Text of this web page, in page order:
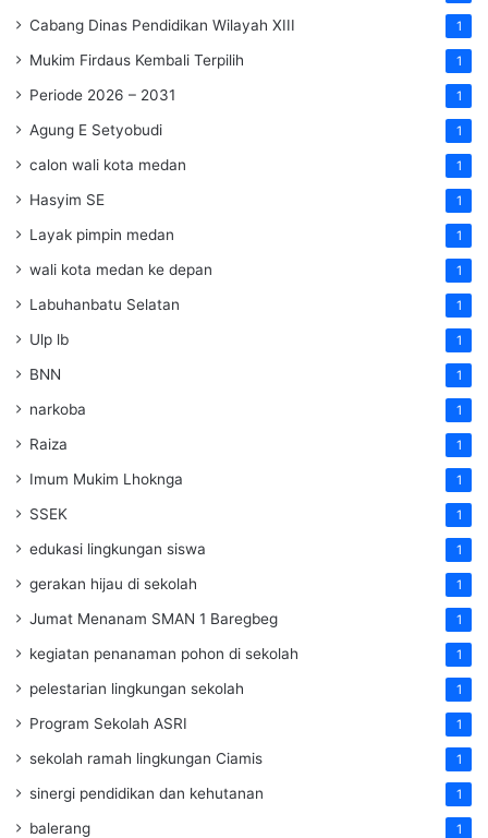
Cabang Dinas Pendidikan Wilayah XIII 1
Mukim Firdaus Kembali Terpilih 1
Periode 2026 – 2031 1
Agung E Setyobudi 1
calon wali kota medan 1
Hasyim SE 1
Layak pimpin medan 1
wali kota medan ke depan 1
Labuhanbatu Selatan 1
Ulp lb 1
BNN 1
narkoba 1
Raiza 1
Imum Mukim Lhoknga 1
SSEK 1
edukasi lingkungan siswa 1
gerakan hijau di sekolah 1
Jumat Menanam SMAN 1 Baregbeg 1
kegiatan penanaman pohon di sekolah 1
pelestarian lingkungan sekolah 1
Program Sekolah ASRI 1
sekolah ramah lingkungan Ciamis 1
sinergi pendidikan dan kehutanan 1
balerang 1